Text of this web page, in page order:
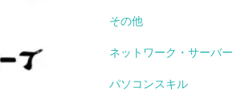
その他
ネットワーク・サーバー
パソコンスキル